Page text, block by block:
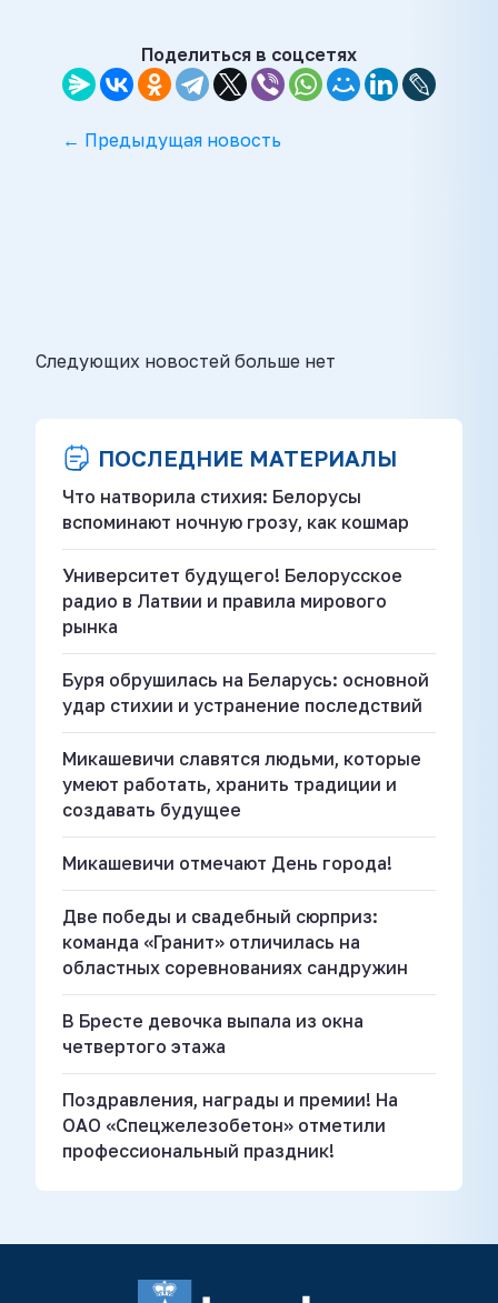
Поделиться в соцсетях
← Предыдущая новость
Следующих новостей больше нет
ПОСЛЕДНИЕ МАТЕРИАЛЫ
Что натворила стихия: Белорусы
вспоминают ночную грозу, как кошмар
Университет будущего! Белорусское
радио в Латвии и правила мирового
рынка
Буря обрушилась на Беларусь: основной
удар стихии и устранение последствий
Микашевичи славятся людьми, которые
умеют работать, хранить традиции и
создавать будущее
Микашевичи отмечают День города!
Две победы и свадебный сюрприз:
команда «Гранит» отличилась на
областных соревнованиях сандружин
В Бресте девочка выпала из окна
четвертого этажа
Поздравления, награды и премии! На
ОАО «Спецжелезобетон» отметили
профессиональный праздник!